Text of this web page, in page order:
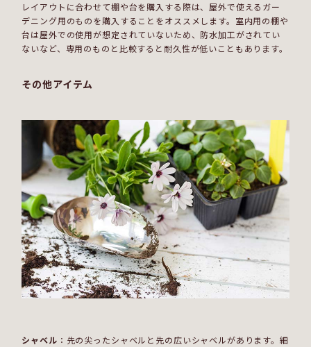
レイアウトに合わせて棚や台を購入する際は、屋外で使えるガー
デニング用のものを購入することをオススメします。室内用の棚や
台は屋外での使用が想定されていないため、防水加工がされてい
ないなど、専用のものと比較すると耐久性が低いこともあります。
その他アイテム
シャベル ：先の尖ったシャベルと先の広いシャベルがあります。細